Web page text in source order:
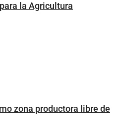
la Agricultura
zona productora libre de